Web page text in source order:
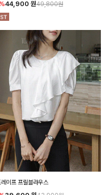
44,900 원49,800원
이프 프릴블라우스